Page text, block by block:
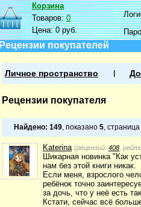
Корзина
Товаров:0
Цена:0 руб.
Рецензии покупателей
Личное пространство
Рецензии покупателя
Найдено: 149, показано 5, страница
Katerina (рецензий: 408 ,
Шикарная новинка "Как
нам без этой книги никак.
Если меня, взрослого
ребёнок точно
за дочь, что у неё есть
Кстати, сейчас всё